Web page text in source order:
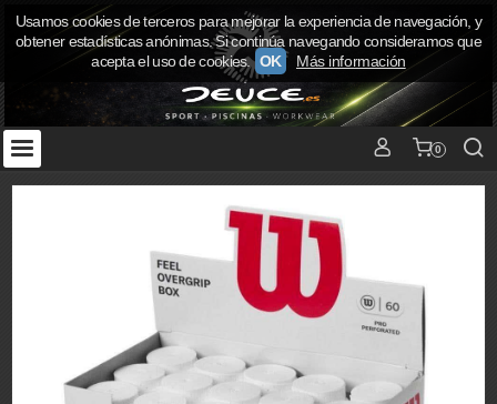
0
Usamos cookies de terceros para mejorar la experiencia de navegación, y
obtener estadísticas anónimas. Si continúa navegando consideramos que
acepta el uso de cookies. OK Más información